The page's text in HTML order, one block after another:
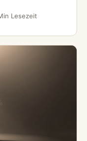
Lesezeit